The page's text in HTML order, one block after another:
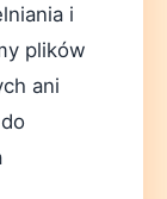
i
plików
ani